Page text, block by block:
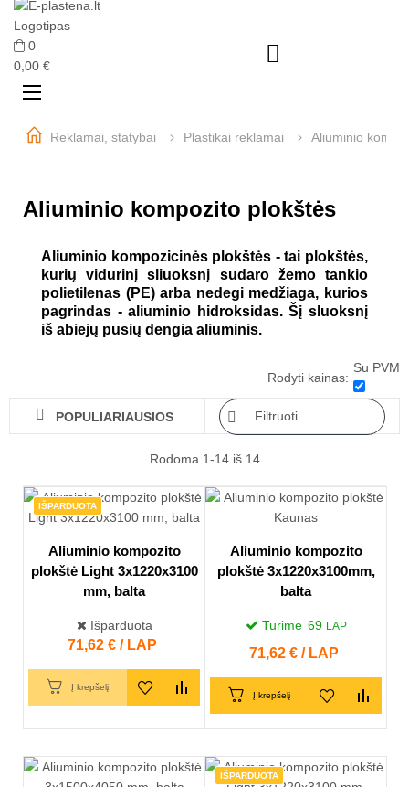

0
0,00 €
Perjungti
☰
Reklamai, statybai Plastikai reklamai Aliuminio
Aliuminio kompozito plokštės
Aliuminio kompozicinės plokštės - tai plokštės,
kurių vidurinį sliuoksnį sudaro žemo tankio
polietilenas (PE) arba nedegi medžiaga, kurios
pagrindas - aliuminio hidroksidas. Šį sluoksnį
iš abiejų pusių dengia aliuminis.
Rodyti kainas:
Su PVM
 POPULIARIAUSIOS  Filtruoti
Rodoma 1-14 iš 14
IŠPARDUOTA
Aliuminio kompozito
plokštė Light 3x1220x3100
mm, balta
Išparduota
Kaina
71,62 € / LAP
Į krepšelį
Aliuminio kompozito
plokštė 3x1220x3100mm,
balta
Turime 69 LAP
Kaina
71,62 € / LAP
Į krepšelį
IŠPARDUOTA